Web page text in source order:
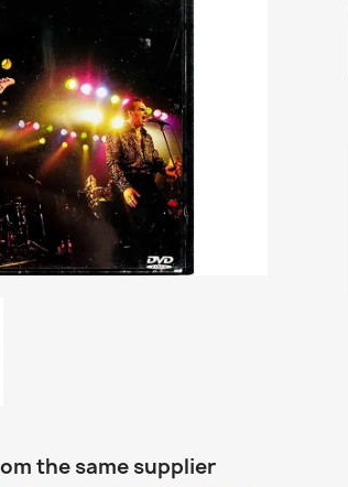
the same supplier